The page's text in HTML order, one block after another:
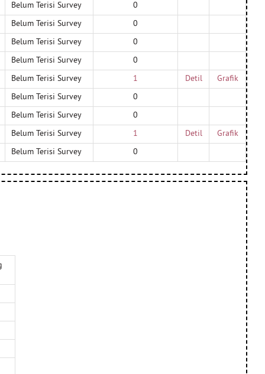
Belum Terisi Survey
0
Belum Terisi Survey
0
Belum Terisi Survey
0
Belum Terisi Survey
0
Belum Terisi Survey
1 Detil
Grafik
Belum Terisi Survey
0
Belum Terisi Survey
0
Belum Terisi Survey
1 Detil
Grafik
Belum Terisi Survey
0